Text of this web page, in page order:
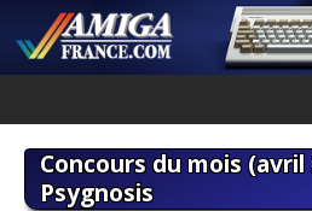
Concours du mois
Psygnosis